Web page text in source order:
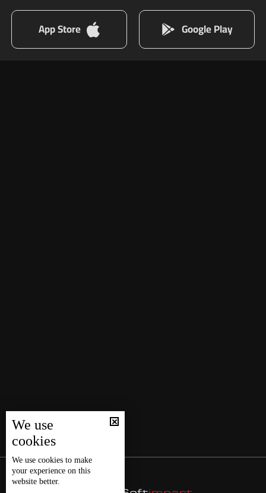
Google Play
App Store
We use
cookies
We use cookies to make
your experience on this
website better.